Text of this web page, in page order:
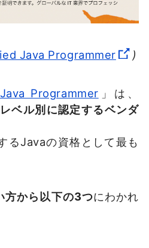
Java Programmer )
Programmer 」は、
ベル別に認定するベンダ
るJavaの資格として最も
方から以下の3つにわかれ